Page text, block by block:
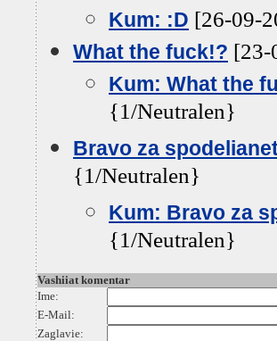
Kum: :D [26-09-
What the fuck!? [23-
Kum: What the
{1/Neutralen}
Bravo za
{1/Neutralen}
Kum: Bravo za
{1/Neutralen}
Vashiiat komentar
Ime:
E-Mail:
Zaglavie: